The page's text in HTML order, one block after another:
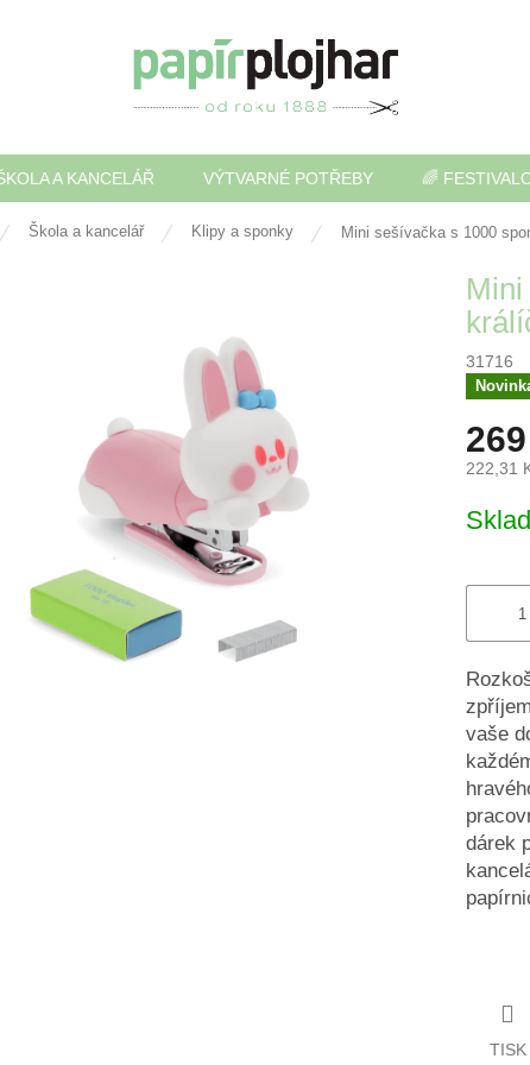
A KANCELÁŘ VÝTVARNÉ POTŘEBY 🌈
Škola a kancelář Klipy a sponky Mini sešívačka s 1000
31716
222,31
cena:
vaše
dárek
TISK